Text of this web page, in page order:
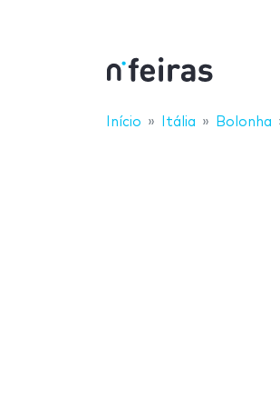
Início Itália Bolonha